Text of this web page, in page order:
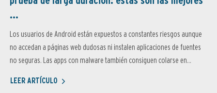
...
Los usuarios de Android están expuestos a constantes riesgos aunque
no accedan a páginas web dudosas ni instalen aplicaciones de fuentes
no seguras. Las apps con malware también consiguen colarse en...
LEER ARTÍCULO